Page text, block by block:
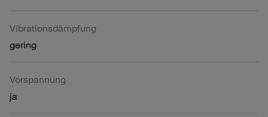
Vibrationsdämpfung
gering
Vorspannung
ja